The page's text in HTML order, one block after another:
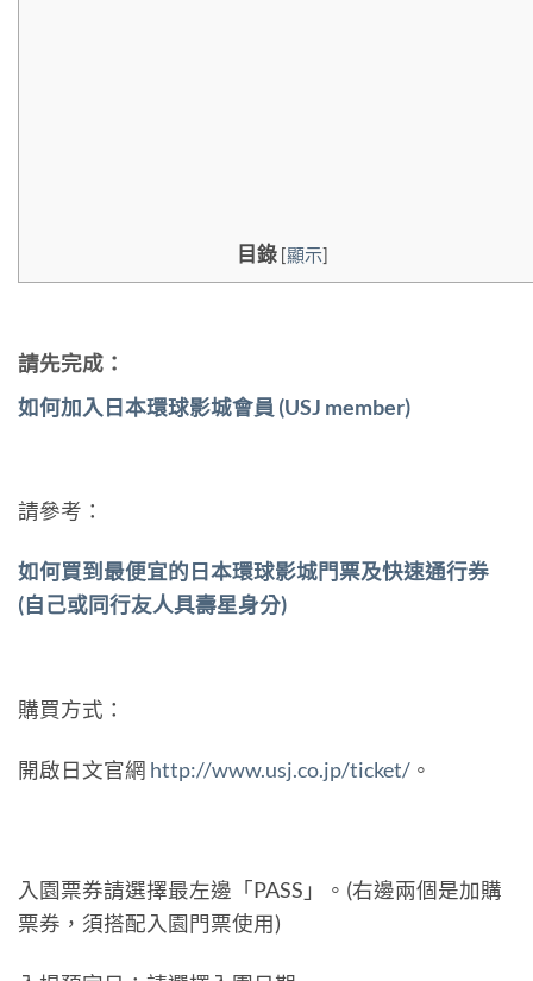
目錄 [顯示]
請先完成：
如何加入日本環球影城會員 (USJ member)
請參考：
如何買到最便宜的日本環球影城門票及快速通行券
(自己或同行友人具壽星身分)
購買方式：
開啟日文官網 http://www.usj.co.jp/ticket/ 。
入園票券請選擇最左邊「PASS」。(右邊兩個是加購
票券，須搭配入園門票使用)